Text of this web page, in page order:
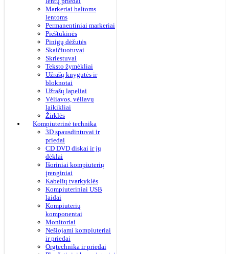
Markeriai baltoms
lentoms
Permanentiniai markeriai
Pieštukinės
Pinigų dėžutės
Skaičiuotuvai
Skriestuvai
Teksto žymėkliai
Užrašų knygutės ir
bloknotai
Užrašų lapeliai
Vėliavos, vėliavų
laikikliai
Žirklės
Kompiuterinė technika
3D spausdintuvai ir
priedai
CD DVD diskai ir jų
dėklai
Išoriniai kompiuterių
įrenginiai
Kabelių tvarkyklės
Kompiuteriniai USB
laidai
Kompiuterių
komponentai
Monitoriai
Nešiojami kompiuteriai
ir priedai
Orgtechnika ir priedai